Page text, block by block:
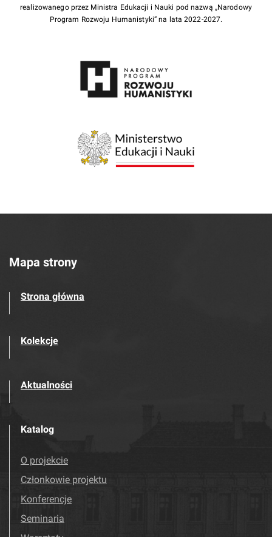
realizowanego przez Ministra Edukacji i Nauki pod nazwą „Narodowy
Program Rozwoju Humanistyki” na lata 2022-2027.
Mapa strony
Strona główna
Kolekcje
Aktualności
Katalog
O projekcie
Członkowie projektu
Konferencje
Seminaria